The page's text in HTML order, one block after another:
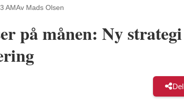
AMAv Mads Olsen
på månen: Ny strategi
Del